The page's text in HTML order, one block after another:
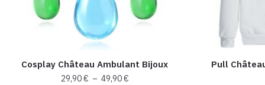
Cosplay Château Ambulant Bijoux
29,90€ – 49,90€Plage
Pull